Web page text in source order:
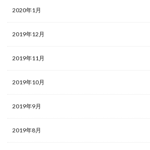
2020年1月
2019年12月
2019年11月
2019年10月
2019年9月
2019年8月